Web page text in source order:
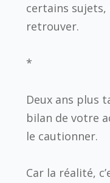
certains
retrouver.
*
Deux ans plus
bilan de votre
le cautionner.
Car la réalité,